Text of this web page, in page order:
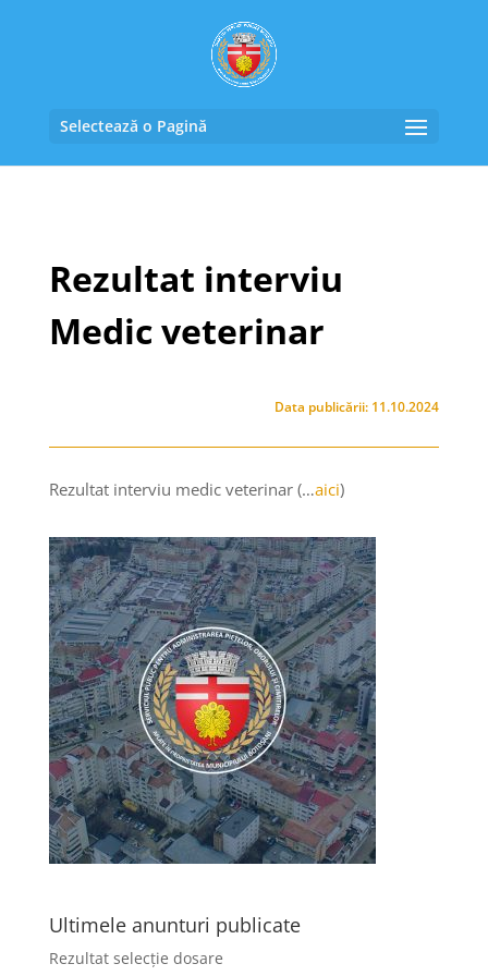
Selectează o Pagină
Rezultat interviu
Medic veterinar
Data publicării: 11.10.2024
Rezultat interviu medic veterinar (…aici)
Ultimele anunturi publicate
Rezultat selecție dosare